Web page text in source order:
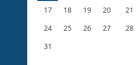
17
18 19 20 21
24
25 26 27 28
31